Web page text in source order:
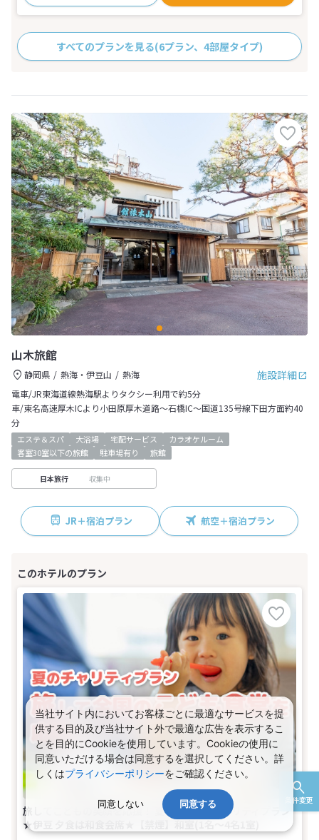
条件変更
すべてのプランを見る(6プラン、4部屋タイプ)
山木旅館
施設詳細
静岡県 熱海・伊豆山
熱海
電車/JR東海道線熱海駅よりタクシー利用で約5分
車/東名高速厚木ICより小田原厚木道路～石橋IC～国道135号線下田方面約40
分
エステ＆スパ 大浴場 宅配サービス
カラオケルーム
客室30室以下の旅館
駐車場有り 旅館
日本旅行 収集中
JR＋宿泊プラン 航空＋宿泊プラン
旅してこどもの笑顔を応援！ 夏のakaakaチャリティプラン
★伊豆 夕食は和食会席★【禁煙】和室(1名～4名1室)
当社サイト内においてお客様ごとに最適なサービスを提
供する目的及び当社サイト外で最適な広告を表示するこ
とを目的にCookieを使用しています。Cookieの使用に
同意いただける場合は同意するを選択してください。詳
しくはプライバシーポリシーをご確認ください。
同意しない 同意する